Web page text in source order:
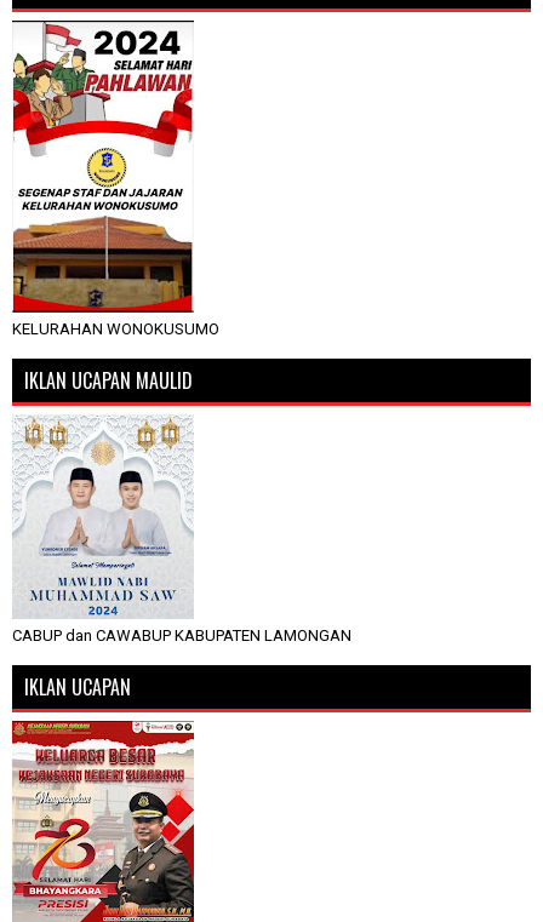
KELURAHAN WONOKUSUMO
IKLAN UCAPAN MAULID
CABUP dan CAWABUP KABUPATEN LAMONGAN
IKLAN UCAPAN